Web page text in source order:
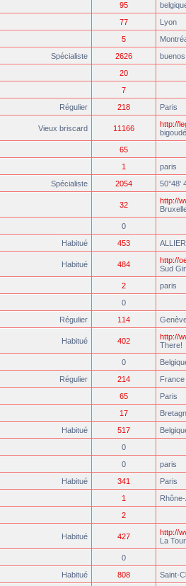
95
77 Lyon
5
Spécialiste
2626
20
7
Régulier
218 Paris
Vieux briscard 11166
http://
65
1 paris
Spécialiste
2054 50°48'
32
http://
0
Habitué
453 ALLIER
Habitué 484
http://
Sud
2 paris
0
Régulier
114
Habitué 402
http://
There!
0
Régulier
214 France
65 Paris
17
Habitué
517
0
0 paris
Habitué
341 Paris
1
2
Habitué 427
http://
La
0
Habitué
808 Saint-